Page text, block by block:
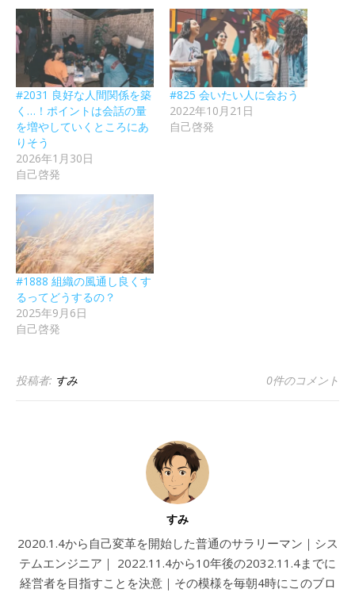
#2031 良好な人間関係を築
く…！ポイントは会話の量
を増やしていくところにあ
りそう
2026年1月30日
自己啓発
#825 会いたい人に会おう
2022年10月21日
自己啓発
#1888 組織の風通し良くす
るってどうするの？
2025年9月6日
自己啓発
投稿者: すみ 0件のコメント
すみ
2020.1.4から自己変革を開始した普通のサラリーマン｜シス
テムエンジニア｜ 2022.11.4から10年後の2032.11.4までに
経営者を目指すことを決意｜その模様を毎朝4時にこのブロ